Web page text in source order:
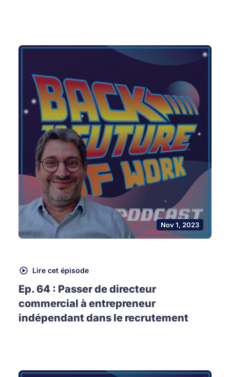
Nov 1, 2023
Lire cet épisode
Ep. 64 : Passer de directeur
commercial à entrepreneur
indépendant dans le recrutement